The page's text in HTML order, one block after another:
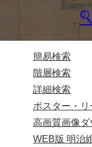
簡易検索
階層検索
詳細検索
ポスター・リ
高画質画像ダ
WEB版 明治